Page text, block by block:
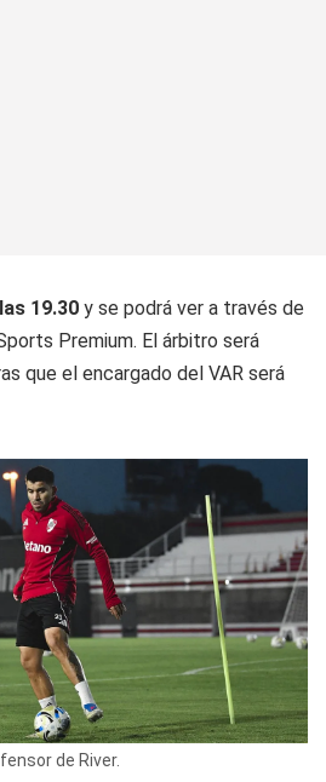
19.30 y se podrá ver a través de
Premium. El árbitro será
que el encargado del VAR será
de River.